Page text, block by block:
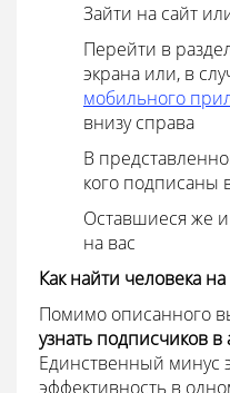
Зайти на сайт
Перейти в
экрана или, в
мобильного
внизу справа
В
кого подписаны
Оставшиеся же и
на вас
Как найти человека на
Помимо описанного
узнать подписчиков в
Единственный минус
эффективность в